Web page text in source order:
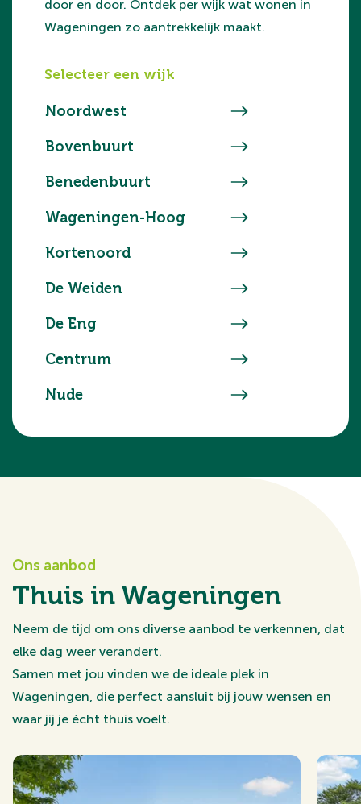
door en door. Ontdek per wijk wat wonen in
Wageningen zo aantrekkelijk maakt.
Selecteer een wijk
Noordwest
Bovenbuurt
Benedenbuurt
Wageningen-Hoog
Kortenoord
De Weiden
De Eng
Centrum
Nude
Ons aanbod
Thuis in Wageningen
Neem de tijd om ons diverse aanbod te verkennen, dat
elke dag weer verandert.
Samen met jou vinden we de ideale plek in
Wageningen, die perfect aansluit bij jouw wensen en
waar jij je écht thuis voelt.